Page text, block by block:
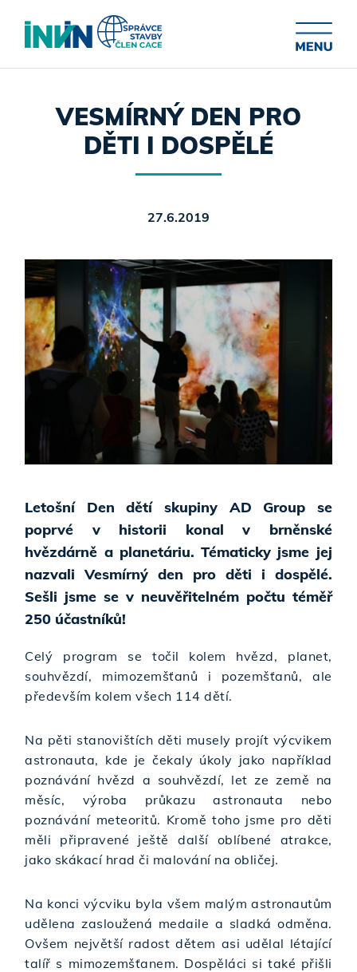
VESMÍRNÝ DEN PRO
DĚTI I DOSPĚLÉ
27.6.2019
Letošní Den dětí skupiny AD Group se
poprvé v historii konal v brněnské
hvězdárně a planetáriu. Tématicky jsme jej
nazvali Vesmírný den pro děti i dospělé.
Sešli jsme se v neuvěřitelném počtu téměř
250 účastníků!
Celý program se točil kolem hvězd, planet,
souhvězdí, mimozemšťanů i pozemšťanů, ale
především kolem všech 114 dětí.
Na pěti stanovištích děti musely projít výcvikem
astronauta, kde je čekaly úkoly jako například
poznávání hvězd a souhvězdí, let ze země na
měsíc, výroba průkazu astronauta nebo
poznávání meteoritů. Kromě toho jsme pro děti
měli připravené ještě další oblíbené atrakce,
jako skákací hrad či malování na obličej.
Na konci výcviku byla všem malým astronautům
udělena zasloužená medaile a sladká odměna.
Ovšem největší radost dětem asi udělal létající
talíř s mimozemšťanem. Dospěláci si také přišli